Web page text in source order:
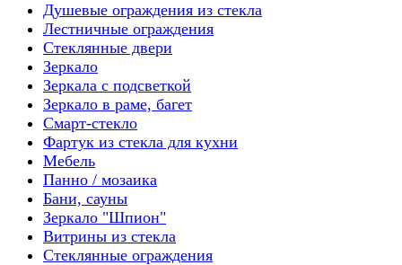
Душевые ограждения из стекла
Лестничные ограждения
Стеклянные двери
Зеркало
Зеркала с подсветкой
Зеркало в раме, багет
Смарт-стекло
Фартук из стекла для кухни
Мебель
Панно / мозаика
Бани, сауны
Зеркало "Шпион"
Витрины из стекла
Стеклянные ограждения